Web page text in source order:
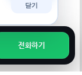
전화하기
닫기